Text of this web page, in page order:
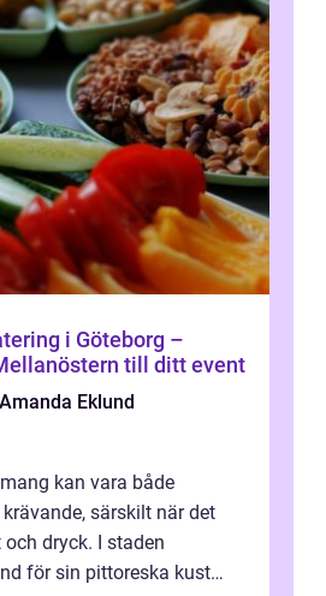
i Göteborg –
till ditt event
Amanda Eklund
kan vara både
särskilt när det
dryck. I staden
för sin pittoreska kust